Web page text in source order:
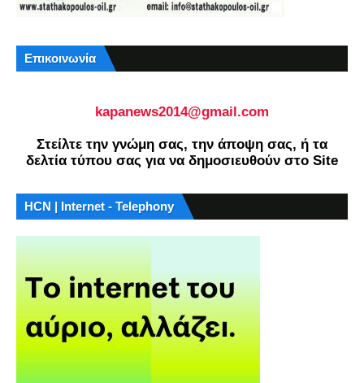
Επικοινωνία
kapanews2014@gmail.com
Στείλτε την γνώμη σας, την άποψη σας, ή τα
δελτία τύπου σας για να δημοσιευθούν στο Site
HCN | Internet - Telephony